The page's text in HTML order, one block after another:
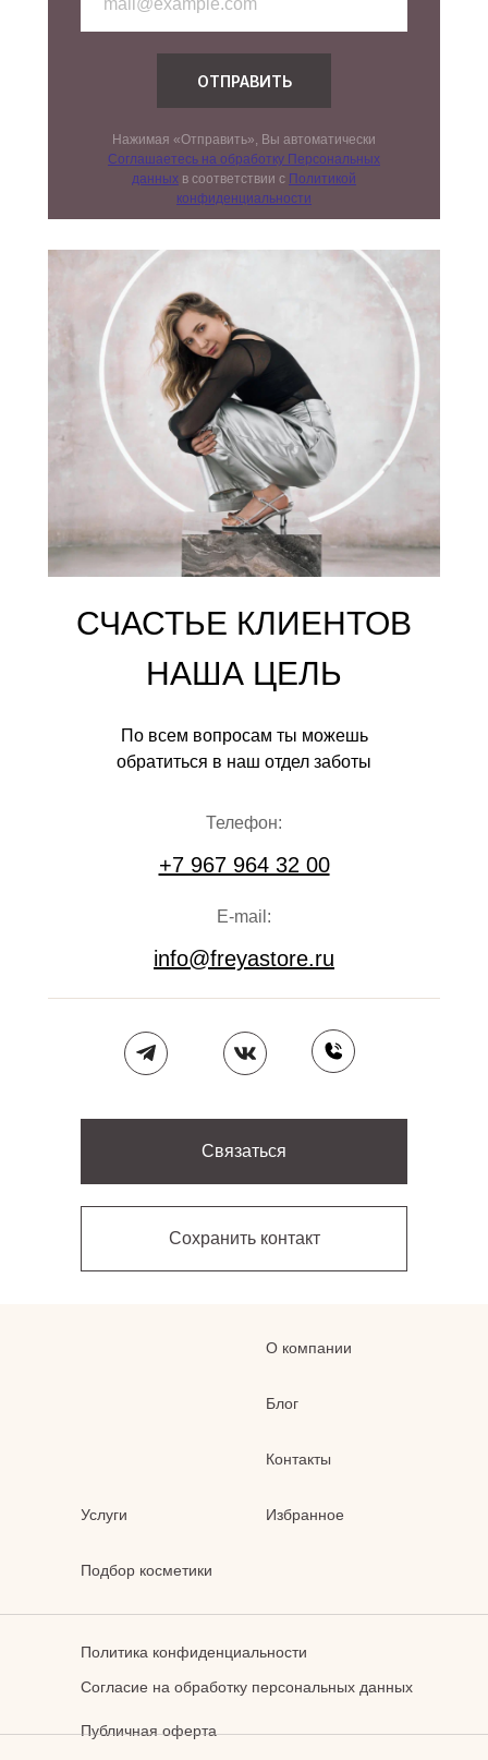
ОТПРАВИТЬ
Нажимая «Отправить», Вы автоматически
Соглашаетесь на обработку Персональных
данных в соответствии с Политикой
конфиденциальности
СЧАСТЬЕ КЛИЕНТОВ
НАША ЦЕЛЬ
По всем вопросам ты можешь
обратиться в наш отдел заботы
Телефон:
+7 967 964 32 00
E-mail:
info@freyastore.ru
Связаться
Сохранить контакт
Услуги
Подбор косметики
О компании
Блог
Контакты
Избранное
Политика конфиденциальности
Публичная оферта
Согласие на обработку персональных данных